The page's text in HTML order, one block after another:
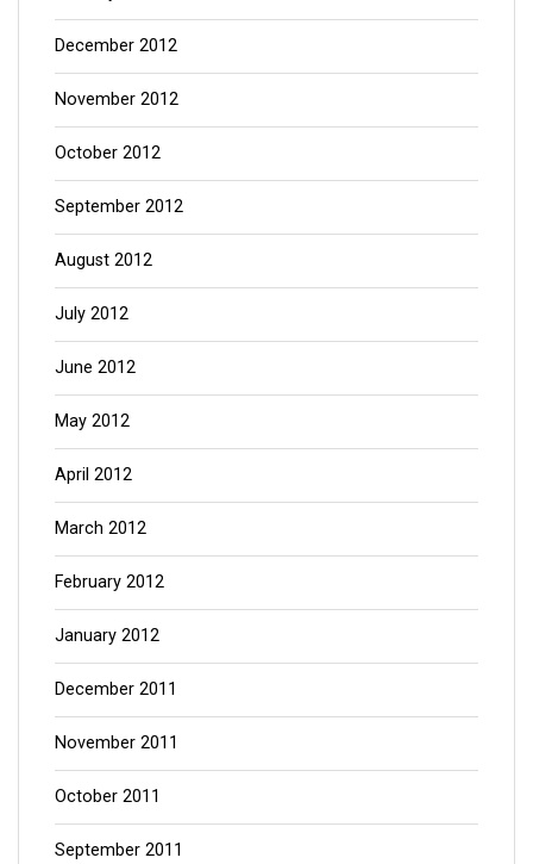
December 2012
November 2012
October 2012
September 2012
August 2012
July 2012
June 2012
May 2012
April 2012
March 2012
February 2012
January 2012
December 2011
November 2011
October 2011
September 2011